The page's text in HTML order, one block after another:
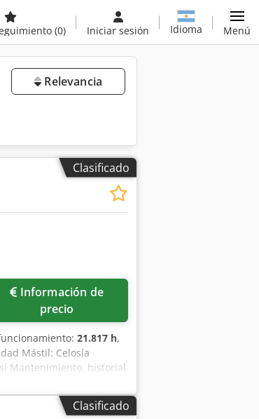
(0) Iniciar sesión Idioma Menú
Relevancia
Clasificado
precio
21.817 h,
Mástil: Celosía
Mantenimiento, historial
bueno Información
Christiaan Dekker para
Clasificado